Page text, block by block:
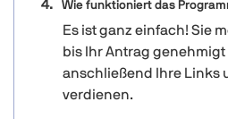
Wie funktioniert das
Es ist ganz einfach! Sie
bis Ihr Antrag
anschließend Ihre Links
verdienen.